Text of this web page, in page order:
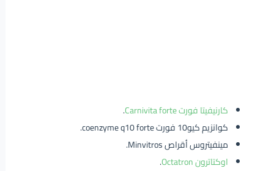
كارنيفيتا فورت Carnivita forte
.
كوانزيم كيو10 فورت coenzyme q10 forte.
مينفيتروس أقراص Minvitros.
اوكتاترون Octatron
.